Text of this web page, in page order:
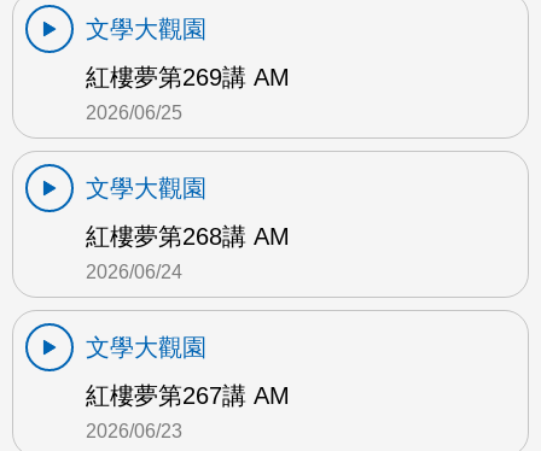
文學大觀園
紅樓夢第269講 AM
2026/06/25
文學大觀園
紅樓夢第268講 AM
2026/06/24
文學大觀園
紅樓夢第267講 AM
2026/06/23